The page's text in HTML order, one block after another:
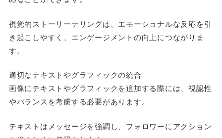
視覚的ストーリーテリングは、エモーショナルな反応を引
き起こしやすく、エンゲージメントの向上につながりま
す。
適切なテキストやグラフィックの統合
画像にテキストやグラフィックを追加する際には、視認性
やバランスを考慮する必要があります。
テキストはメッセージを強調し、フォロワーにアクション